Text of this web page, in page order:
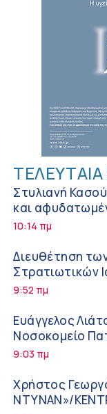
Στυλιανή
και
αντιμετώπιση
10:14 πμ
Διευθέτηση
Στρατιωτικών
ΙΣΑ
9:52 πμ
Ευάγγελος
Νοσοκομείο
9:03 πμ
Χρήστος
ΝΤΥΝΑΝ»/